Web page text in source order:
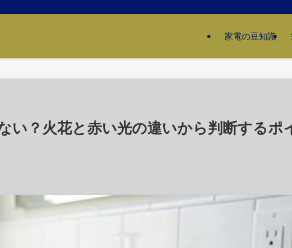
家電の豆知識
い？火花と赤い光の違いから判断するポ